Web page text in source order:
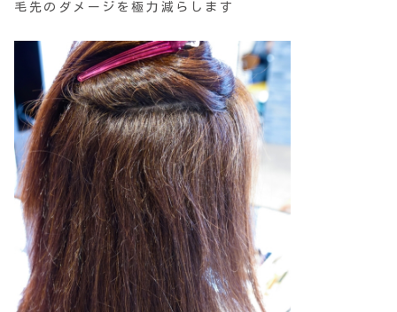
毛先のダメージを極力減らします